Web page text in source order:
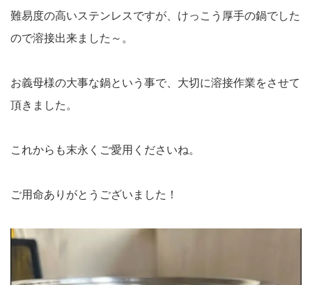
難易度の高いステンレスですが、けっこう厚手の鍋でした
ので溶接出来ました～。
お義母様の大事な鍋という事で、大切に溶接作業をさせて
頂きました。
これからも末永くご愛用くださいね。
ご用命ありがとうございました！